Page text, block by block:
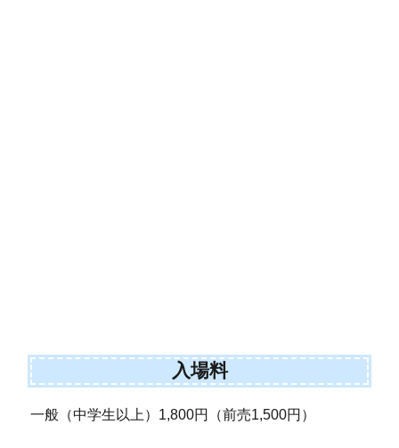
入場料
一般（中学生以上）1,800円（前売1,500円）